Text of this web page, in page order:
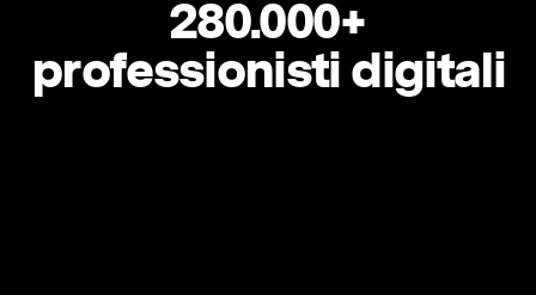
280.000+
professionisti digitali